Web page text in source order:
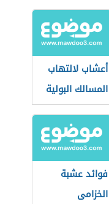
أعشاب لالتهاب
المسالك البولية
فوائد عشبة
الخزامى